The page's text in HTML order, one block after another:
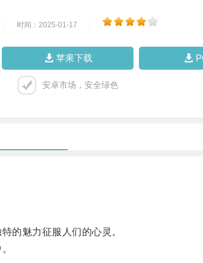
时间：2025-01-17
苹果下载
安卓市场，安全绿色
的魅力征服人们的心灵。